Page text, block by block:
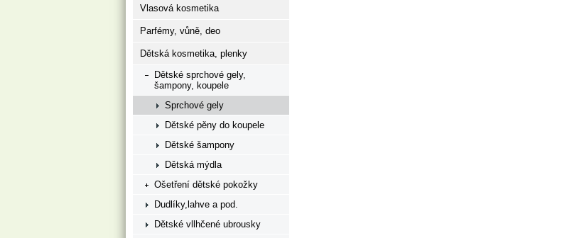
Vlasová kosmetika
Parfémy, vůně, deo
Dětská kosmetika, plenky
Dětské sprchové gely,
šampony, koupele
Sprchové gely
Dětské pěny do koupele
Dětské šampony
Dětská mýdla
Ošetření dětské pokožky
Dudlíky,lahve a pod.
Dětské vllhčené ubrousky